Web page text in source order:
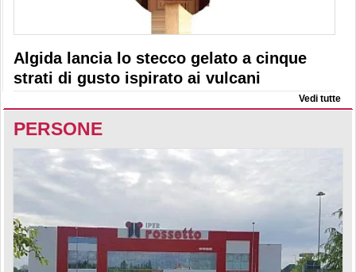
Algida lancia lo stecco gelato a cinque
strati di gusto ispirato ai vulcani
Vedi tutte
PERSONE